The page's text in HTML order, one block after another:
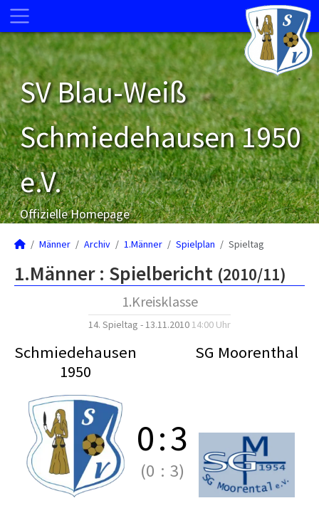
SV Blau-Weiß
Schmiedehausen 1950
e.V.
Offizielle Homepage
Männer Archiv 1.Männer Spielplan Spieltag
1.Männer : Spielbericht (2010/11)
1.Kreisklasse
14. Spieltag - 13.11.2010 14:00 Uhr
Schmiedehausen
1950
SG Moorenthal
0:3
(0 : 3)